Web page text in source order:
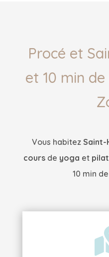
Procé et
et 10 min
Vous habitez Saint-
cours de yoga et
10 min